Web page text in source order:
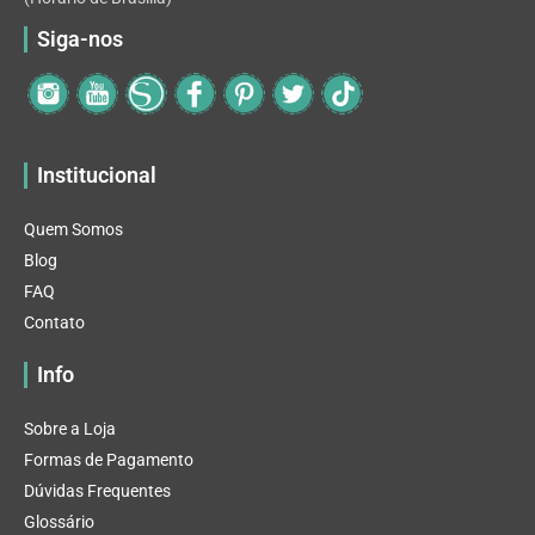
Siga-nos
Institucional
Quem Somos
Blog
FAQ
Contato
Info
Sobre a Loja
Formas de Pagamento
Dúvidas Frequentes
Glossário